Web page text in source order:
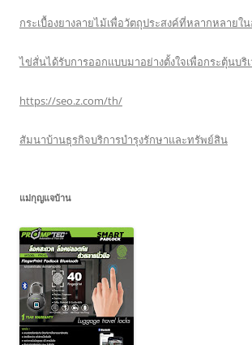
กระเบื้องยางลายไม้เพื่อวัตถุประสงค์ที่หลากหลายใ
ไข่สั่นได้รับการออกแบบมาอย่างตั้งใจเพื่อกระตุ้นบ
https://seo.z.com/th/
สัมนาบ้านธุรกิจบริการบำรุงรักษาและทรัพย์สิน
แม่กุญแจบ้าน